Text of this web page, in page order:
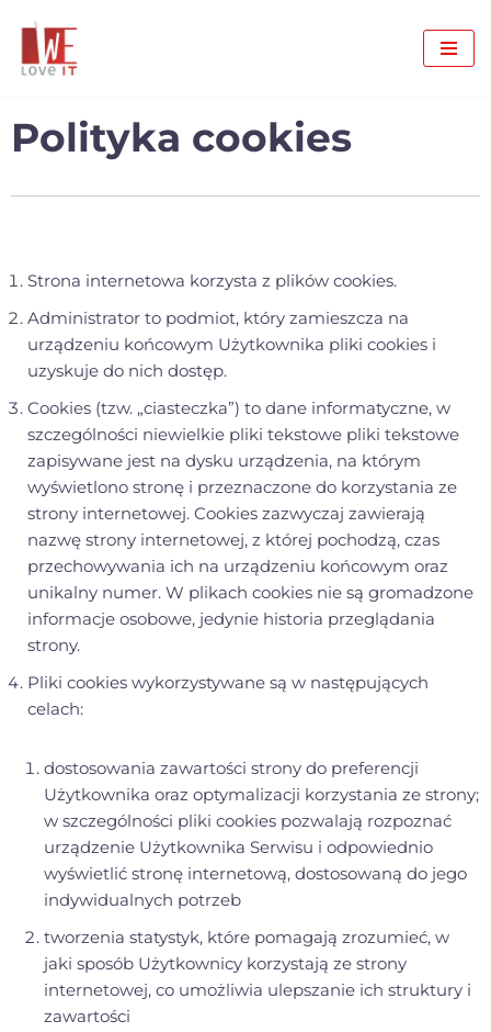
Skip
Polityka cookies
Strona internetowa korzysta z plików cookies.
Administrator to podmiot, który zamieszcza na
urządzeniu końcowym Użytkownika pliki cookies i
uzyskuje do nich dostęp.
Cookies (tzw. „ciasteczka”) to dane informatyczne, w
szczególności niewielkie pliki tekstowe pliki tekstowe
zapisywane jest na dysku urządzenia, na którym
wyświetlono stronę i przeznaczone do korzystania ze
strony internetowej. Cookies zazwyczaj zawierają
nazwę strony internetowej, z której pochodzą, czas
przechowywania ich na urządzeniu końcowym oraz
unikalny numer. W plikach cookies nie są gromadzone
informacje osobowe, jedynie historia przeglądania
strony.
Pliki cookies wykorzystywane są w następujących
celach:
dostosowania zawartości strony do preferencji
Użytkownika oraz optymalizacji korzystania ze strony;
w szczególności pliki cookies pozwalają rozpoznać
urządzenie Użytkownika Serwisu i odpowiednio
wyświetlić stronę internetową, dostosowaną do jego
indywidualnych potrzeb
tworzenia statystyk, które pomagają zrozumieć, w
jaki sposób Użytkownicy korzystają ze strony
internetowej, co umożliwia ulepszanie ich struktury i
zawartości